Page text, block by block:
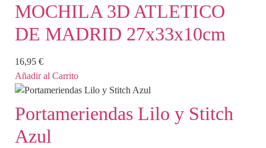
MOCHILA 3D ATLETICO
DE MADRID 27x33x10cm
16,95 €
Añadir al Carrito
Portameriendas Lilo y Stitch
Azul